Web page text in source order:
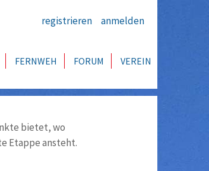
registrieren anmelden
FERNWEH FORUM VEREIN
bietet, wo
Etappe ansteht.